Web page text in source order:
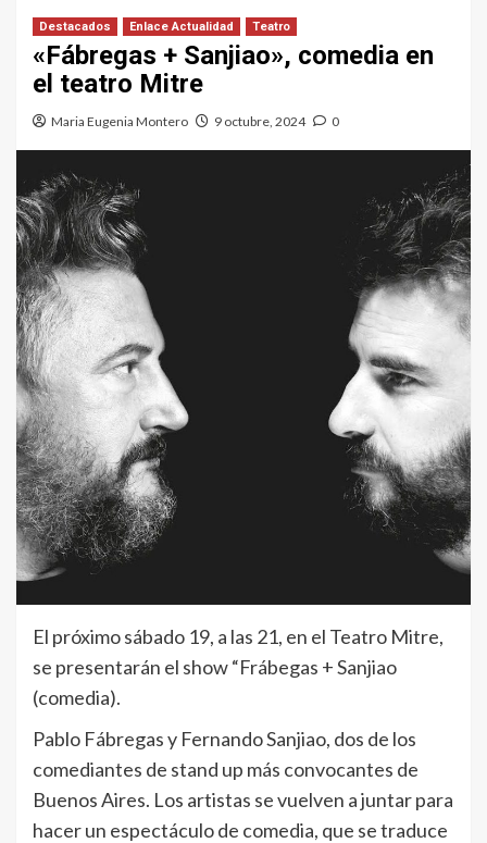
Destacados Enlace Actualidad Teatro
«Fábregas + Sanjiao», comedia en
el teatro Mitre
Maria Eugenia Montero 9 octubre, 2024 0
El próximo sábado 19, a las 21, en el Teatro Mitre,
se presentarán el show “Frábegas + Sanjiao
(comedia).
Pablo Fábregas y Fernando Sanjiao, dos de los
comediantes de stand up más convocantes de
Buenos Aires. Los artistas se vuelven a juntar para
hacer un espectáculo de comedia, que se traduce